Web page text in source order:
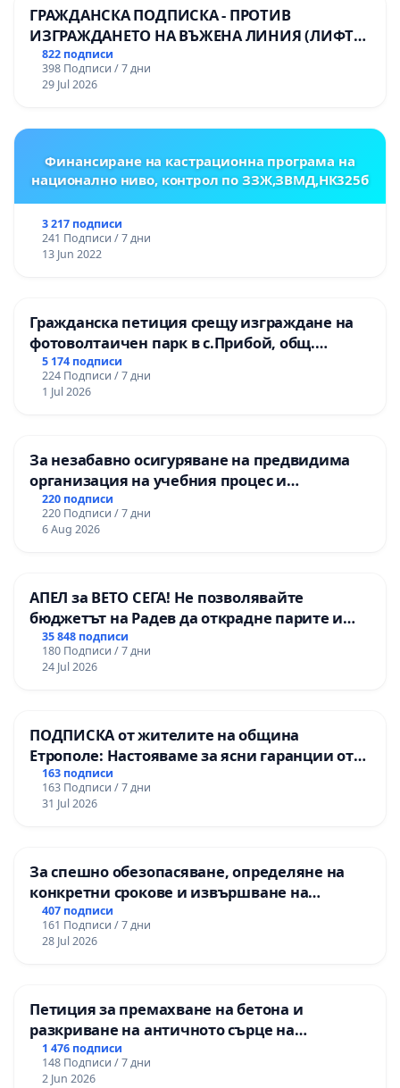
ГРАЖДАНСКА ПОДПИСКА - ПРОТИВ
ИЗГРАЖДАНЕТО НА ВЪЖЕНА ЛИНИЯ (ЛИФТ)
НА ТЕРИТОРИЯТА НА ПРИРОДНА
ЗАБЕЛЕЖИТЕЛНОСТ „ХЪЛМ НА
ОСВОБОДИТЕЛИТЕ“ (БУНАРДЖИК)
822 подписи
398 Подписи / 7 дни
29 Jul 2026
Финансиране на кастрационна програма на
национално ниво, контрол по ЗЗЖ,ЗВМД,НК325б
3 217 подписи
241 Подписи / 7 дни
13 Jun 2022
Гражданска петиция срещу изграждане на
фотоволтаичен парк в с.Прибой, общ.
Радомир
5 174 подписи
224 Подписи / 7 дни
1 Jul 2026
За незабавно осигуряване на предвидима
организация на учебния процес и
гарантиране на правото на равнопоставено
и качествено образование на учениците от
ОУ „Княз Александър I“ и Хуманитарна
220 подписи
220 Подписи / 7 дни
6 Aug 2026
АПЕЛ за ВЕТО СЕГА! Не позволявайте
бюджетът на Радев да открадне парите и
правата ни в тъмното
35 848 подписи
180 Подписи / 7 дни
24 Jul 2026
ПОДПИСКА от жителите на община
Етрополе: Настояваме за ясни гаранции от
“Елаците-МЕД” АД и от държавата, че ще се
изпълнят всички екологични норми!
163 подписи
163 Подписи / 7 дни
31 Jul 2026
За спешно обезопасяване, определяне на
конкретни срокове и извършване на
цялостна рехабилитация на
републиканския път между пътен възел АМ
„Тракия“ - гр. Ихтиман - с. Мирово - к.к.
407 подписи
161 Подписи / 7 дни
28 Jul 2026
Петиция за премахване на бетона и
разкриване на античното сърце на
Могиланската могила във Враца
1 476 подписи
148 Подписи / 7 дни
2 Jun 2026